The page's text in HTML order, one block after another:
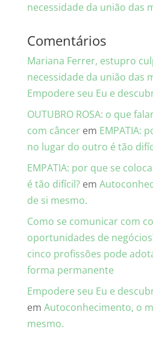
necessidade da união das
Comentários
Mariana Ferrer, estupro
necessidade da união das
Empodere seu Eu e
OUTUBRO ROSA: o que
com câncerem EMPATIA:
no lugar do outro é tão
EMPATIA: por que se
é tão difícil?em
de si mesmo.
Como se comunicar com
oportunidades de
cinco profissões pode
forma permanente
Empodere seu Eu e
em Autoconhecimento, o
mesmo.